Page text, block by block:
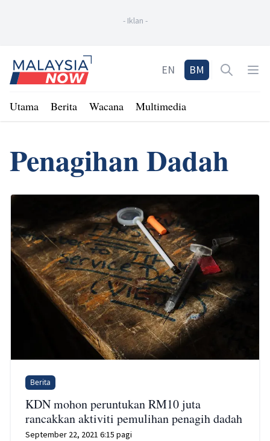
- Iklan -
Home
EN BM Open
Utama Berita Wacana Multimedia
Penagihan Dadah
Berita
KDN mohon peruntukan RM10 juta
rancakkan aktiviti pemulihan penagih dadah
September 22, 2021 6:15 pagi